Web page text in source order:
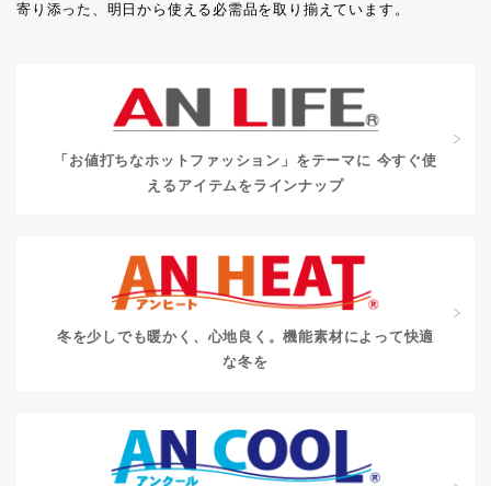
寄り添った、明日から使える必需品を取り揃えています。
「お値打ちなホットファッション」をテーマに 今すぐ使
えるアイテムをラインナップ
冬を少しでも暖かく、心地良く。機能素材によって快適
な冬を